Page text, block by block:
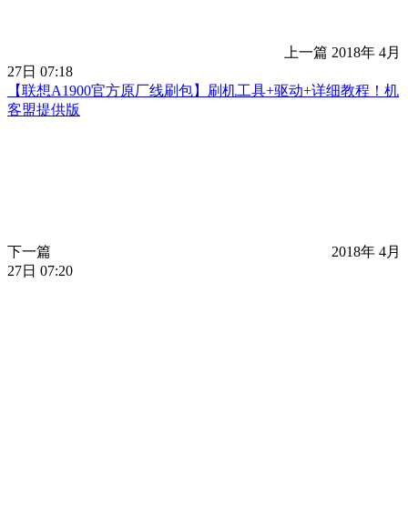
上一篇 2018年 4月
27日 07:18
【联想A1900官方原厂线刷包】刷机工具+驱动+详细教程！机
客盟提供版
下一篇
2018年 4月
27日 07:20